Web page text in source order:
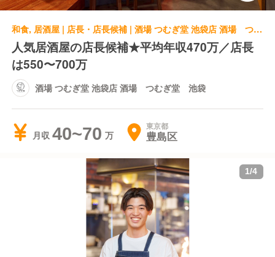
和食, 居酒屋 | 店長・店長候補 | 酒場 つむぎ堂 池袋店 酒場 つむぎ堂 池袋
人気居酒屋の店長候補★平均年収470万／店長
は550〜700万
酒場 つむぎ堂 池袋店 酒場 つむぎ堂 池袋
月収 40~70 東京都
豊島区
1/4